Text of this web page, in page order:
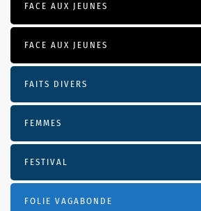
FACE AUX JEUNES
FACE AUX JEUNES
FAITS DIVERS
FEMMES
FESTIVAL
FOLIE VAGABONDE